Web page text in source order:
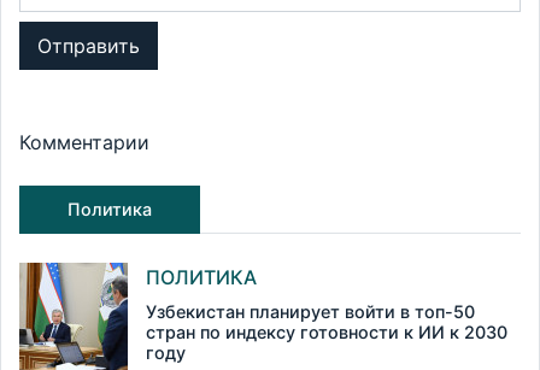
Отправить
Комментарии
Политика
ПОЛИТИКА
Узбекистан планирует войти в топ-50
стран по индексу готовности к ИИ к 2030
году